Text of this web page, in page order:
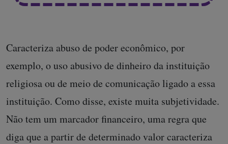
Caracteriza abuso de poder econômico, por
exemplo, o uso abusivo de dinheiro da instituição
religiosa ou de meio de comunicação ligado a essa
instituição. Como disse, existe muita subjetividade.
Não tem um marcador financeiro, uma regra que
diga que a partir de determinado valor caracteriza